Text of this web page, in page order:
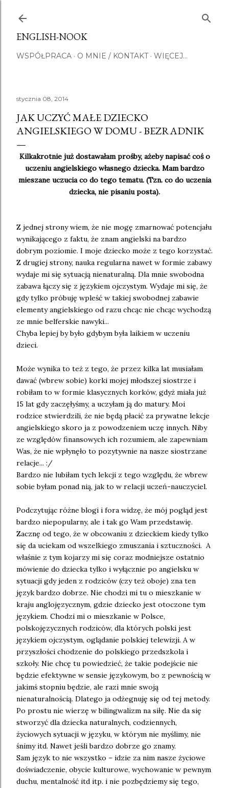
ENGLISH-NOOK
WSPÓŁPRACA O MNIE / KONTAKT WIĘCEJ…
stycznia 08, 2014
JAK UCZYĆ MAŁE DZIECKO
ANGIELSKIEGO W DOMU - BEZRADNIK
Kilkakrotnie już dostawałam prośby, ażeby napisać coś o
uczeniu angielskiego własnego dziecka. Mam bardzo
mieszane uczucia co do tego tematu. (Tzn. co do uczenia
dziecka, nie pisaniu posta).
Z jednej strony wiem, że nie mogę zmarnować potencjału
wynikającego z faktu, że znam angielski na bardzo
dobrym poziomie. I moje dziecko może z tego korzystać.
Z drugiej strony, nauka regularna nawet w formie zabawy
wydaje mi się sytuacją nienaturalną. Dla mnie swobodna
zabawa łączy się z językiem ojczystym. Wydaje mi się, że
gdy tylko próbuję wpleść w takiej swobodnej zabawie
elementy angielskiego od razu chcąc nie chcąc wychodzą
ze mnie belferskie nawyki...
Chyba lepiej by było gdybym była laikiem w uczeniu
dzieci.
Może wynika to też z tego, że przez kilka lat musiałam
dawać (wbrew sobie) korki mojej młodszej siostrze i
robiłam to w formie klasycznych korków, gdyż miała już
15 lat gdy zaczęłyśmy, a uczyłam ją do matury. Moi
rodzice stwierdzili, że nie będą płacić za prywatne lekcje
angielskiego skoro ja z powodzeniem uczę innych. Niby
ze względów finansowych ich rozumiem, ale zapewniam
Was, że nie wpłynęło to pozytywnie na nasze siostrzane
relacje... :/
Bardzo nie lubiłam tych lekcji z tego względu, że wbrew
sobie byłam ponad nią, jak to w relacji uczeń-nauczyciel.
Podczytując różne blogi i fora widzę, że mój pogląd jest
bardzo niepopularny, ale i tak go Wam przedstawię.
Zacznę od tego, że w obcowaniu z dzieckiem kiedy tylko
się da uciekam od wszelkiego zmuszania i sztuczności. A
właśnie z tym kojarzy mi się coraz modniejsze ostatnio
mówienie do dziecka tylko i wyłącznie po angielsku w
sytuacji gdy jeden z rodziców (czy też oboje) zna ten
język bardzo dobrze. Nie chodzi mi tu o mieszkanie w
kraju anglojęzycznym, gdzie dziecko jest otoczone tym
językiem. Chodzi mi o mieszkanie w Polsce,
polskojęzycznych rodziców, dla których polski jest
językiem ojczystym, oglądanie polskiej telewizji. A w
przyszłości chodzenie do polskiego przedszkola i
szkoły. Nie chcę tu powiedzieć, że takie podejście nie
będzie efektywne w sensie językowym, bo z pewnością w
jakimś stopniu będzie, ale razi mnie swoją
nienaturalnością. Dlatego ja odżegnuję się od tej metody.
Po prostu nie wierzę w bilingwalizm na siłę. Nie da się
stworzyć dla dziecka naturalnych, codziennych,
życiowych sytuacji w języku, w którym nie myślimy, nie
śnimy itd. Nawet jeśli bardzo dobrze go znamy.
Sam język to nie wszystko – idzie za nim nasze życiowe
doświadczenie, obycie kulturowe, wychowanie w pewnym
duchu, mentalność itd itp. i nie pozbędziemy się tego,